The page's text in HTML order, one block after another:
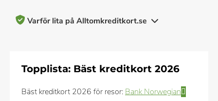
Varför lita på Alltomkreditkort.se
ekonomi
Topplista: Bäst kreditkort 2026
Bäst kreditkort 2026 för resor: Bank Norwegian